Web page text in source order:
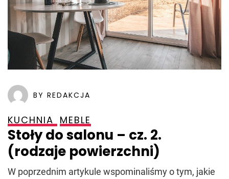
BY REDAKCJA
KUCHNIA MEBLE
Stoły do salonu – cz. 2.
(rodzaje powierzchni)
W poprzednim artykule wspominaliśmy o tym, jakie